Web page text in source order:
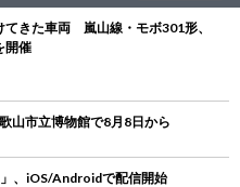
てきた車両 嵐山線・モボ301形、
開催
山市立博物館で8月8日から
、iOS/Androidで配信開始